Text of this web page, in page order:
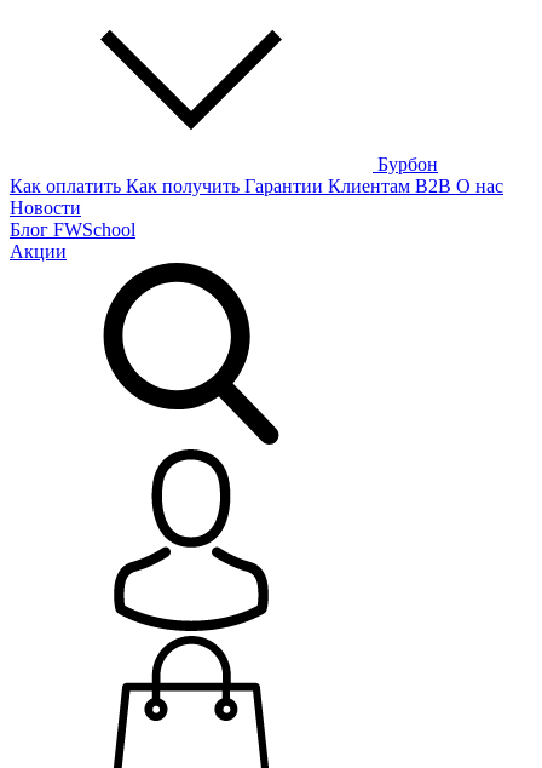
Бурбон
Как оплатить Как получить Гарантии Клиентам B2B О нас
Новости
Блог FWSchool
Акции